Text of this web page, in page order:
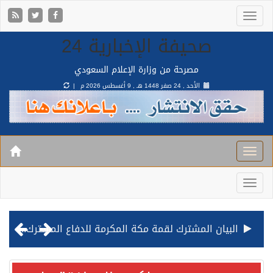
صحيفة الإخبارية 24
مصرحة من وزارة الإعلام السعودي
9 أغسطس 2026 م |
البيان المشترك لقمة مكة المكرمة للدفاع المشترك بين المملكة وتركيا وباكستان
قيادة القوات المشتركة للتحالف: نفذنا عملية رد عسكري متناسبة لأهداف عسكرية مشروعة تابعة للمليشيا الحوثية الإرهابية في محافظة الحديدة